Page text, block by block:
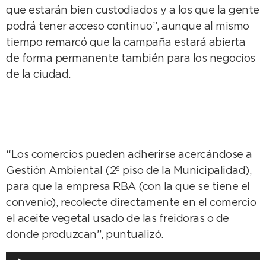
que estarán bien custodiados y a los que la gente
podrá tener acceso continuo”, aunque al mismo
tiempo remarcó que la campaña estará abierta
de forma permanente también para los negocios
de la ciudad.
“Los comercios pueden adherirse acercándose a
Gestión Ambiental (2º piso de la Municipalidad),
para que la empresa RBA (con la que se tiene el
convenio), recolecte directamente en el comercio
el aceite vegetal usado de las freidoras o de
donde produzcan”, puntualizó.